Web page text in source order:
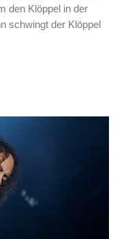
den Klöppel in der
schwingt der Klöppel